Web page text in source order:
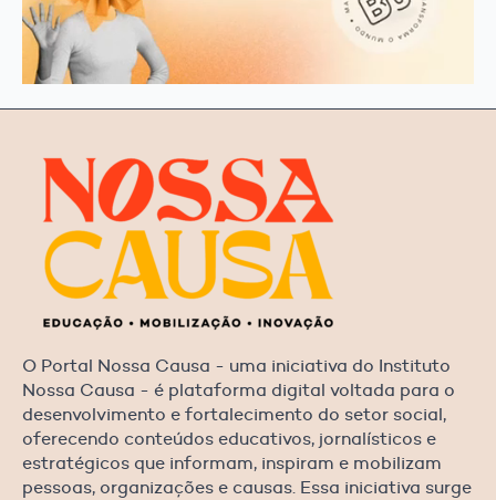
O Portal Nossa Causa - uma iniciativa do Instituto
Nossa Causa - é plataforma digital voltada para o
desenvolvimento e fortalecimento do setor social,
oferecendo conteúdos educativos, jornalísticos e
estratégicos que informam, inspiram e mobilizam
pessoas, organizações e causas. Essa iniciativa surge